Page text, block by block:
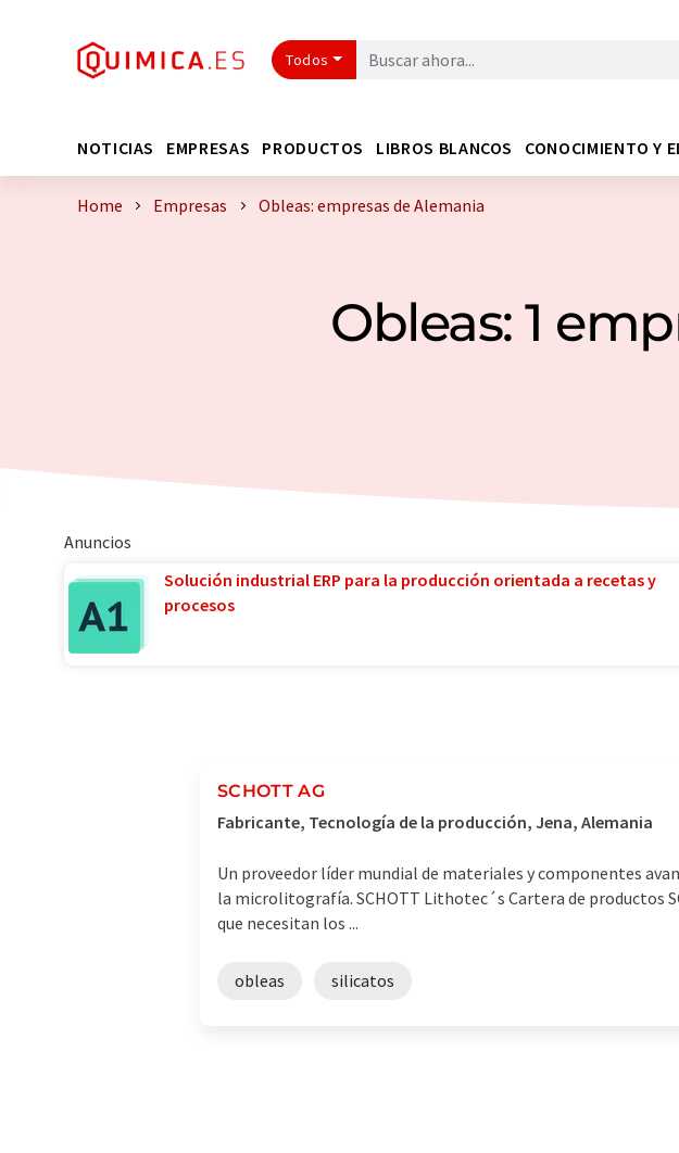
Todos
NOTICIAS EMPRESAS PRODUCTOS LIBROS BLANCOS CONOCIMIENTO Y
Home Empresas Obleas: empresas de Alemania
Obleas: 1
Anuncios
Solución industrial ERP para la producción orientada a recetas y
procesos
SCHOTT AG
Fabricante, Tecnología de la producción, Jena, Alemania
Un proveedor líder mundial de materiales y componentes
la microlitografía. SCHOTT Lithotec´s Cartera de productos
que necesitan los ...
obleas silicatos